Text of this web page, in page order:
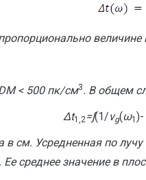
< 500 пк/см3. В общем
Δt1,2 =∫(1/vg(ω1
см. Усредненная по
среднее значение в